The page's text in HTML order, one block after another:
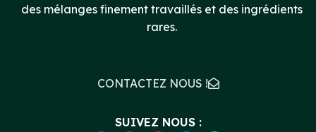
des mélanges finement travaillés et des ingrédients
rares.
CONTACTEZ NOUS !
SUIVEZ NOUS :